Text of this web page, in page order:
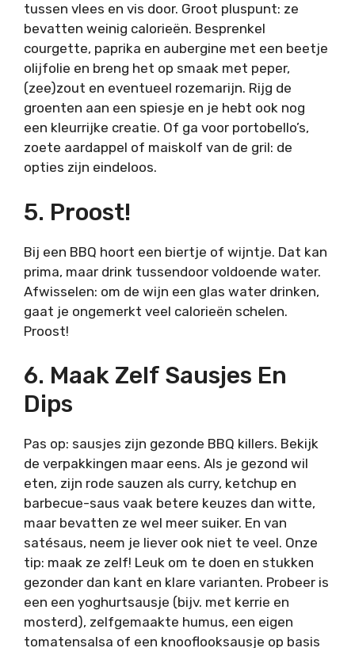
tussen vlees en vis door. Groot pluspunt: ze
bevatten weinig calorieën. Besprenkel
courgette, paprika en aubergine met een beetje
olijfolie en breng het op smaak met peper,
(zee)zout en eventueel rozemarijn. Rijg de
groenten aan een spiesje en je hebt ook nog
een kleurrijke creatie. Of ga voor portobello’s,
zoete aardappel of maiskolf van de gril: de
opties zijn eindeloos.
5. Proost!
Bij een BBQ hoort een biertje of wijntje. Dat kan
prima, maar drink tussendoor voldoende water.
Afwisselen: om de wijn een glas water drinken,
gaat je ongemerkt veel calorieën schelen.
Proost!
6. Maak Zelf Sausjes En
Dips
Pas op: sausjes zijn gezonde BBQ killers. Bekijk
de verpakkingen maar eens. Als je gezond wil
eten, zijn rode sauzen als curry, ketchup en
barbecue-saus vaak betere keuzes dan witte,
maar bevatten ze wel meer suiker. En van
satésaus, neem je liever ook niet te veel. Onze
tip: maak ze zelf! Leuk om te doen en stukken
gezonder dan kant en klare varianten. Probeer is
een een yoghurtsausje (bijv. met kerrie en
mosterd), zelfgemaakte humus, een eigen
tomatensalsa of een knooflooksausje op basis